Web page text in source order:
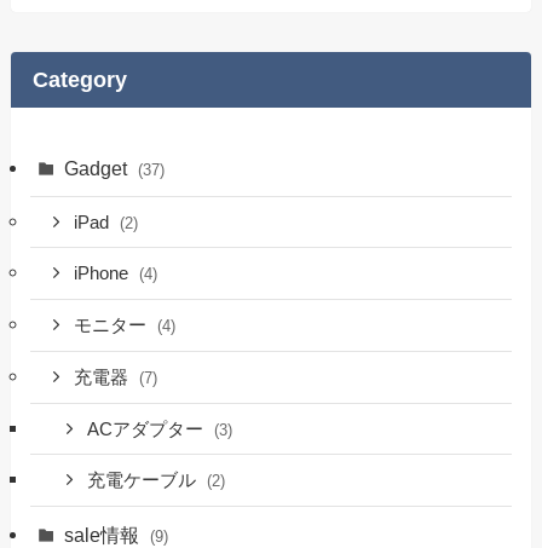
Category
Gadget (37)
iPad (2)
iPhone (4)
モニター (4)
充電器 (7)
ACアダプター (3)
充電ケーブル (2)
sale情報 (9)